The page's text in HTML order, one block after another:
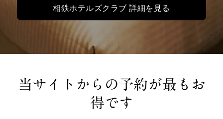
相鉄ホテルズクラブ 詳細を見る
当サイトからの予約が最もお
得です